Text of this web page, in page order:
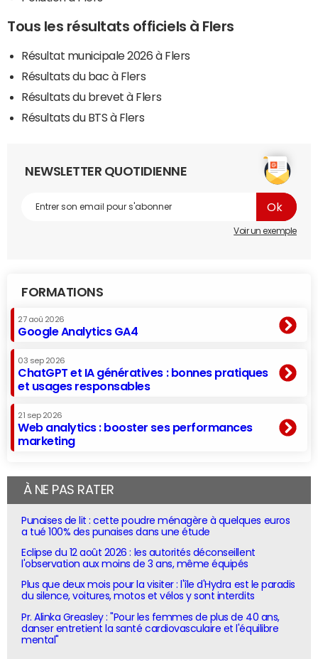
Tous les résultats officiels à Flers
Résultat municipale 2026 à Flers
Résultats du bac à Flers
Résultats du brevet à Flers
Résultats du BTS à Flers
NEWSLETTER QUOTIDIENNE
Voir un exemple
FORMATIONS
27 aoû 2026
Google Analytics GA4
03 sep 2026
ChatGPT et IA génératives : bonnes pratiques
et usages responsables
21 sep 2026
Web analytics : booster ses performances
marketing
À NE PAS RATER
Punaises de lit : cette poudre ménagère à quelques euros
a tué 100% des punaises dans une étude
Eclipse du 12 août 2026 : les autorités déconseillent
l'observation aux moins de 3 ans, même équipés
Plus que deux mois pour la visiter : l'île d'Hydra est le paradis
du silence, voitures, motos et vélos y sont interdits
Pr. Alinka Greasley : "Pour les femmes de plus de 40 ans,
danser entretient la santé cardiovasculaire et l'équilibre
mental"